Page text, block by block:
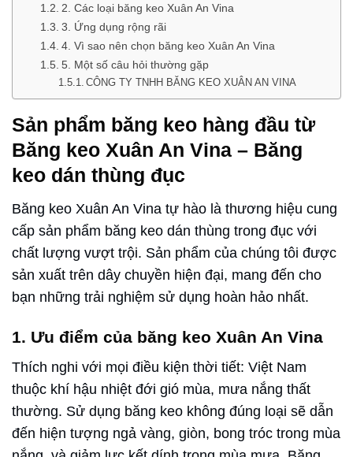
2. Các loại băng keo Xuân An Vina
3. Ứng dụng rộng rãi
4. Vì sao nên chọn băng keo Xuân An Vina
5. Một số câu hỏi thường gặp
CÔNG TY TNHH BĂNG KEO XUÂN AN VINA
Sản phẩm băng keo hàng đầu từ
Băng keo Xuân An Vina – Băng
keo dán thùng đục
Băng keo Xuân An Vina tự hào là thương hiệu cung
cấp sản phẩm băng keo dán thùng trong đục với
chất lượng vượt trội. Sản phẩm của chúng tôi được
sản xuất trên dây chuyền hiện đại, mang đến cho
bạn những trải nghiệm sử dụng hoàn hảo nhất.
1. Ưu điểm của băng keo Xuân An Vina
Thích nghi với mọi điều kiện thời tiết: Việt Nam
thuộc khí hậu nhiệt đới gió mùa, mưa nắng thất
thường. Sử dụng băng keo không đúng loại sẽ dẫn
đến hiện tượng ngả vàng, giòn, bong tróc trong mùa